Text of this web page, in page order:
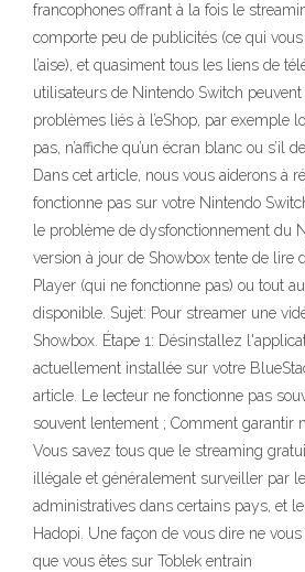
francophones offrant à la fois le
comporte peu de publicités (ce qui
l’aise), et quasiment tous les liens de
utilisateurs de Nintendo Switch
problèmes liés à l’eShop, par exemple
pas, n’affiche qu’un écran blanc ou s’il
Dans cet article, nous vous aiderons à
fonctionne pas sur votre Nintendo
le problème de dysfonctionnement du
version à jour de Showbox tente de lire
Player (qui ne fonctionne pas) ou tout
disponible. Sujet: Pour streamer une
Showbox. Étape 1: Désinstallez
actuellement installée sur votre
article. Le lecteur ne fonctionne pas
souvent lentement ; Comment garantir
Vous savez tous que le streaming
illégale et généralement surveiller par
administratives dans certains pays, et
Hadopi. Une façon de vous dire ne
que vous êtes sur Toblek entrain